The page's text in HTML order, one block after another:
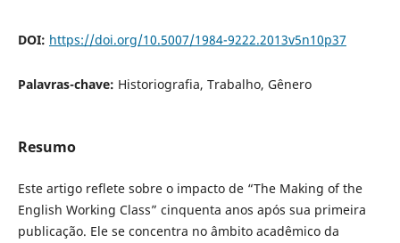
DOI: https://doi.org/10.5007/1984-9222.2013v5n10p37
Palavras-chave: Historiografia, Trabalho, Gênero
Resumo
Este artigo reflete sobre o impacto de “The Making of the
English Working Class” cinquenta anos após sua primeira
publicação. Ele se concentra no âmbito acadêmico da